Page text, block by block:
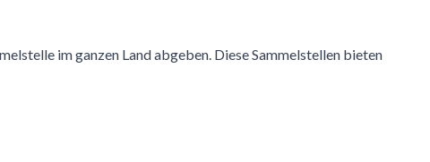
im ganzen Land abgeben. Diese Sammelstellen bieten